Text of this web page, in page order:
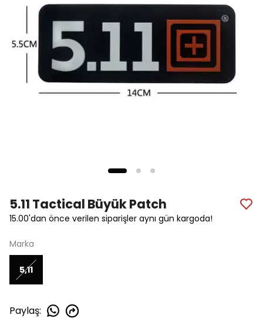
5.11 Tactical Büyük Patch
15.00'dan önce verilen siparişler aynı gün kargoda!
Marka
5,11
Paylaş: